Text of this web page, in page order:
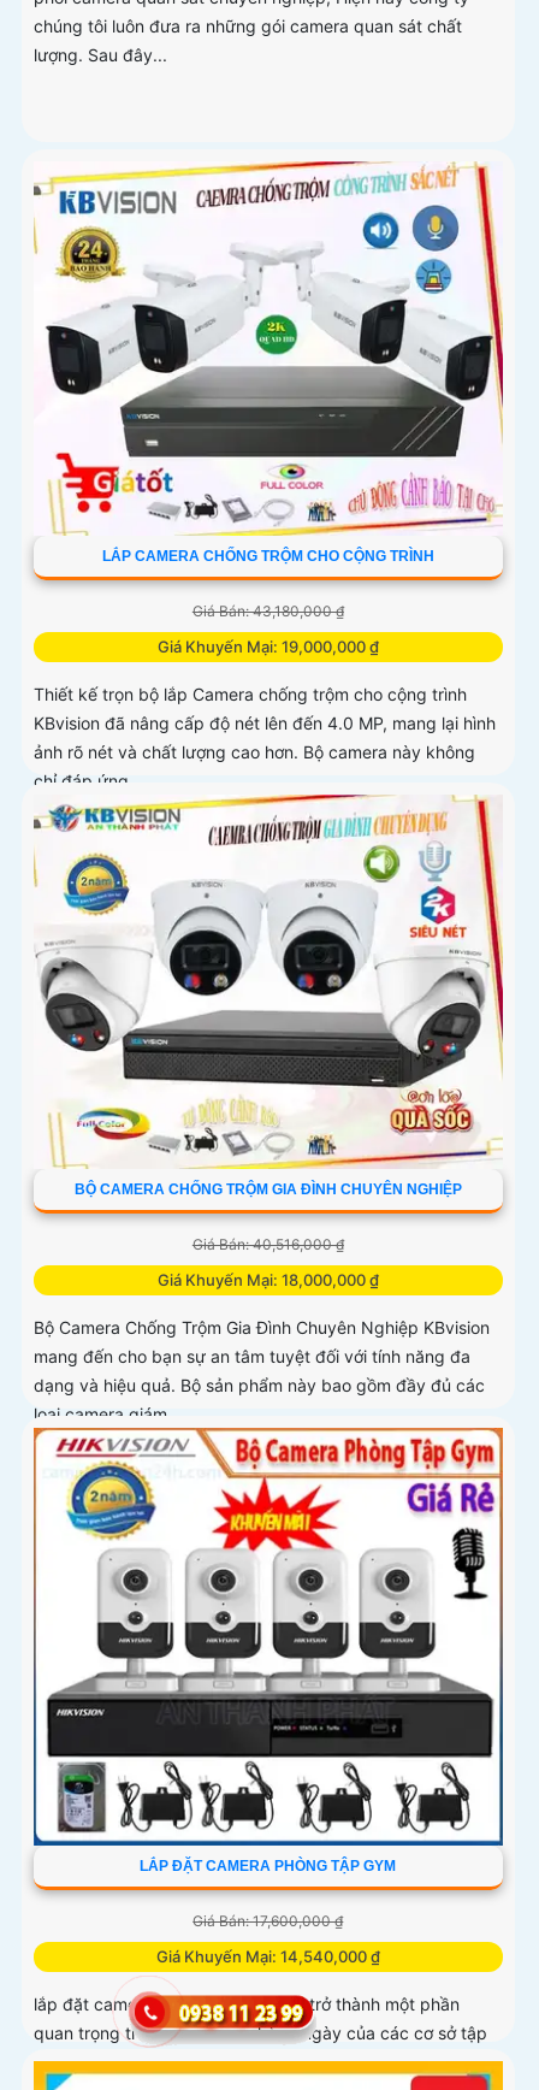
chúng tôi luôn đưa ra những gói camera quan sát chất
lượng. Sau đây...
LẮP CAMERA CHỐNG TRỘM CHO CỘNG TRÌNH
Giá Bán: 43,180,000 ₫
Giá Khuyến Mại: 19,000,000 ₫
Thiết kế trọn bộ lắp Camera chống trộm cho cộng trình
KBvision đã nâng cấp độ nét lên đến 4.0 MP, mang lại hình
ảnh rõ nét và chất lượng cao hơn. Bộ camera này không
chỉ đáp ứng...
BỘ CAMERA CHỐNG TRỘM GIA ĐÌNH CHUYÊN NGHIỆP
Giá Bán: 40,516,000 ₫
Giá Khuyến Mại: 18,000,000 ₫
Bộ Camera Chống Trộm Gia Đình Chuyên Nghiệp KBvision
mang đến cho bạn sự an tâm tuyệt đối với tính năng đa
dạng và hiệu quả. Bộ sản phẩm này bao gồm đầy đủ các
loại camera giám...
LẮP ĐẶT CAMERA PHÒNG TẬP GYM
Giá Bán: 17,600,000 ₫
Giá Khuyến Mại: 14,540,000 ₫
lắp đặt camera phòng tập gym đã trở thành một phần
quan trọng trong hoạt động hàng ngày của các cơ sở tập
luyện giúp tăng cường sự an toàn cho tất cả người tập